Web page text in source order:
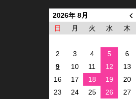
2026年 8月
日
月 火 水 木
2
3 4 5 6
9
10 11 12 13
16
17 18 19 20
23
24 25 26 27